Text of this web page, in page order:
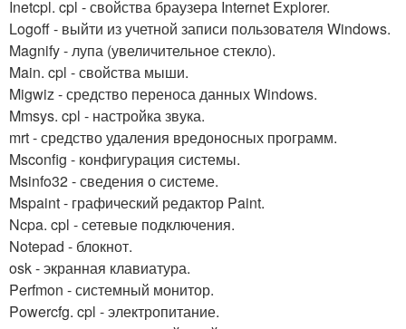
Inetcpl. cpl - свойства браузера Internet Explorer.
Logoff - выйти из учетной записи пользователя Windows.
Magnify - лупа (увеличительное стекло).
Main. cpl - свойства мыши.
Migwiz - средство переноса данных Windows.
Mmsys. cpl - настройка звука.
mrt - средство удаления вредоносных программ.
Msconfig - конфигурация системы.
Msinfo32 - сведения о системе.
Mspaint - графический редактор Paint.
Ncpa. cpl - сетевые подключения.
Notepad - блокнот.
osk - экранная клавиатура.
Perfmon - системный монитор.
Powercfg. cpl - электропитание.